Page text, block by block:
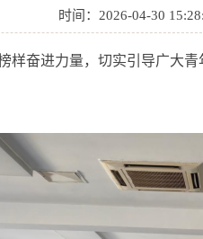
时间：2026-04-30
样奋进力量，切实引导广大